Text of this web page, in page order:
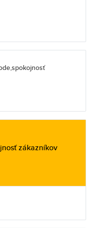
zákazníkov